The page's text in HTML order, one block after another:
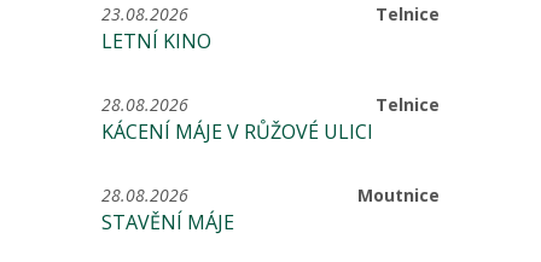
Telnice
23.08.2026
LETNÍ KINO
Telnice
28.08.2026
KÁCENÍ MÁJE V RŮŽOVÉ ULICI
Moutnice
28.08.2026
STAVĚNÍ MÁJE